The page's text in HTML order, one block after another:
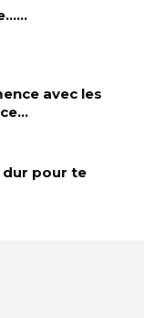
avec les
dur pour te